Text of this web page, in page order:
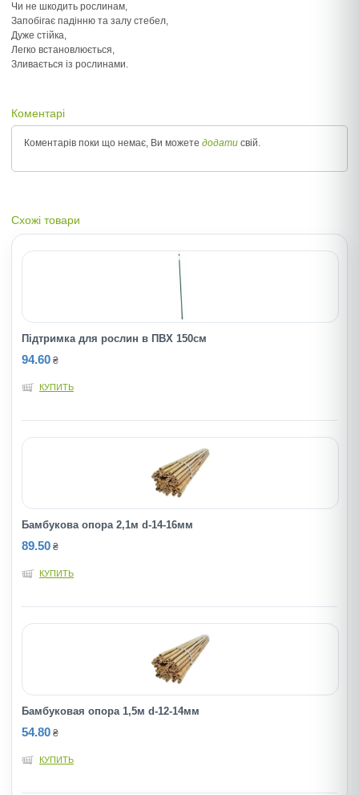
Чи не шкодить рослинам,
Запобігає падінню та залу стебел,
Дуже стійка,
Легко встановлюється,
Зливається із рослинами.
Коментарі
Коментарів поки що немає, Ви можете додати свій.
Схожі товари
Підтримка для рослин в ПВХ 150см
94.60 ₴
КУПИТЬ
Бамбукова опора 2,1м d-14-16мм
89.50 ₴
КУПИТЬ
Бамбуковая опора 1,5м d-12-14мм
54.80 ₴
КУПИТЬ